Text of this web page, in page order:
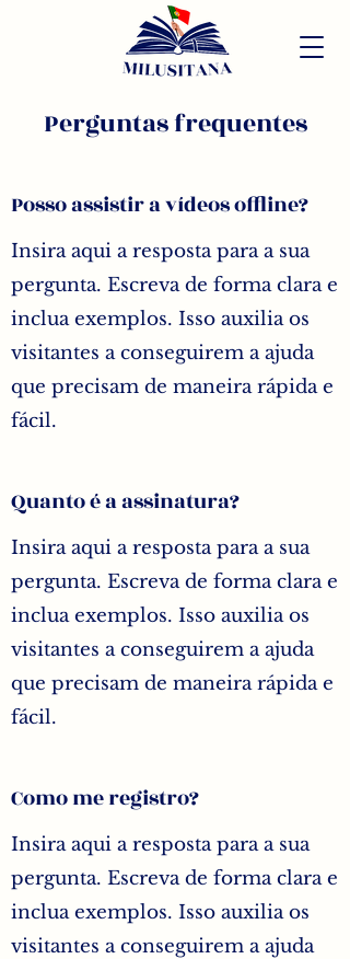
Perguntas frequentes
Posso assistir a vídeos offline?
Insira aqui a resposta para a sua
pergunta. Escreva de forma clara e
inclua exemplos. Isso auxilia os
visitantes a conseguirem a ajuda
que precisam de maneira rápida e
fácil.
Quanto é a assinatura?
Insira aqui a resposta para a sua
pergunta. Escreva de forma clara e
inclua exemplos. Isso auxilia os
visitantes a conseguirem a ajuda
que precisam de maneira rápida e
fácil.
Como me registro?
Insira aqui a resposta para a sua
pergunta. Escreva de forma clara e
inclua exemplos. Isso auxilia os
visitantes a conseguirem a ajuda